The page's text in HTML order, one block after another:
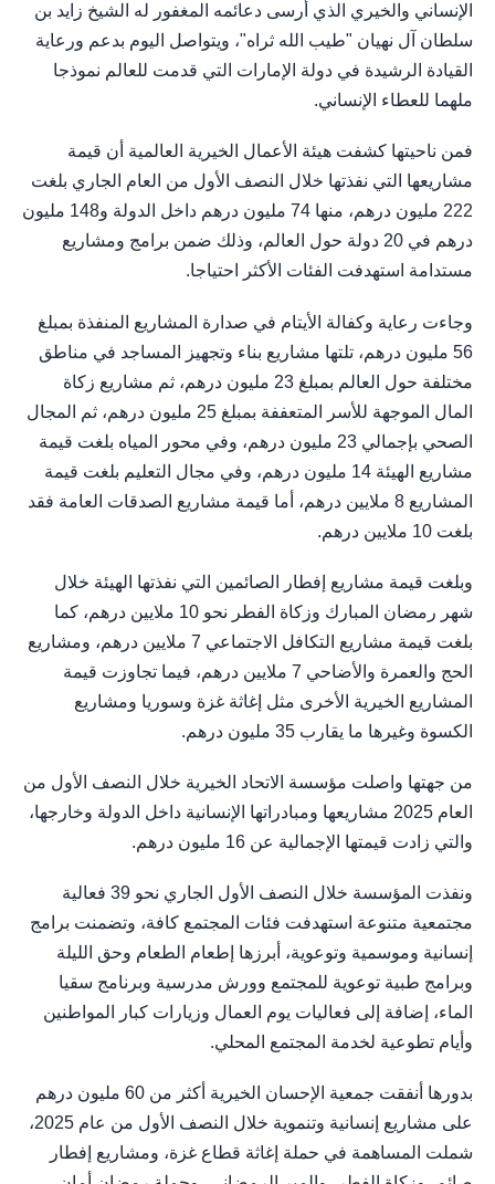
الإنساني والخيري الذي أرسى دعائمه المغفور له الشيخ زايد بن
سلطان آل نهيان "طيب الله ثراه"، ويتواصل اليوم بدعم ورعاية
القيادة الرشيدة في دولة الإمارات التي قدمت للعالم نموذجا
ملهما للعطاء الإنساني.
فمن ناحيتها كشفت هيئة الأعمال الخيرية العالمية أن قيمة
مشاريعها التي نفذتها خلال النصف الأول من العام الجاري بلغت
222 مليون درهم، منها 74 مليون درهم داخل الدولة و148 مليون
درهم في 20 دولة حول العالم، وذلك ضمن برامج ومشاريع
مستدامة استهدفت الفئات الأكثر احتياجا.
وجاءت رعاية وكفالة الأيتام في صدارة المشاريع المنفذة بمبلغ
56 مليون درهم، تلتها مشاريع بناء وتجهيز المساجد في مناطق
مختلفة حول العالم بمبلغ 23 مليون درهم، ثم مشاريع زكاة
المال الموجهة للأسر المتعففة بمبلغ 25 مليون درهم، ثم المجال
الصحي بإجمالي 23 مليون درهم، وفي محور المياه بلغت قيمة
مشاريع الهيئة 14 مليون درهم، وفي مجال التعليم بلغت قيمة
المشاريع 8 ملايين درهم، أما قيمة مشاريع الصدقات العامة فقد
بلغت 10 ملايين درهم.
وبلغت قيمة مشاريع إفطار الصائمين التي نفذتها الهيئة خلال
شهر رمضان المبارك وزكاة الفطر نحو 10 ملايين درهم، كما
بلغت قيمة مشاريع التكافل الاجتماعي 7 ملايين درهم، ومشاريع
الحج والعمرة والأضاحي 7 ملايين درهم، فيما تجاوزت قيمة
المشاريع الخيرية الأخرى مثل إغاثة غزة وسوريا ومشاريع
الكسوة وغيرها ما يقارب 35 مليون درهم.
من جهتها واصلت ﻣﺆﺳﺴﺔ اﻻﺗﺤﺎد اﻟﺨﻴﺮﻳﺔ خلال النصف الأول من
العام 2025 مشاريعها وﻣﺒﺎدراﺗﻬﺎ اﻹﻧﺴﺎﻧﻴﺔ داﺧﻞ اﻟﺪوﻟﺔ وﺧﺎرﺟﻬﺎ،
والتي زادت قيمتها الإجمالية عن 16 مليون درهم.
وﻧﻔﺬت المؤسسة ﺧﻼل اﻟﻨﺼﻒ اﻷول الجاري نحو 39 فعالية
مجتمعية متنوعة اﺳﺘﻬﺪﻓﺖ ﻓﺌﺎت اﻟﻤﺠﺘﻤﻊ ﻛﺎﻓﺔ، وﺗﻀﻤﻨﺖ ﺑﺮاﻣﺞ
إﻧﺴﺎﻧﻴﺔ وﻣﻮﺳﻤﻴﺔ وﺗﻮﻋﻮﻳﺔ، أﺑﺮزﻫﺎ إطعام الطعام وحق الليلة
وبرامج طبية توعوية للمجتمع وورش مدرسية وبرنامج سقيا
الماء، إضافة إلى فعاليات يوم العمال وزيارات كبار المواطنين
وأيام تطوعية لخدمة المجتمع المحلي.
بدورها أنفقت جمعية الإحسان الخيرية أكثر من 60 مليون درهم
على مشاريع إنسانية وتنموية خلال النصف الأول من عام 2025،
شملت المساهمة في حملة إغاثة قطاع غزة، ومشاريع إفطار